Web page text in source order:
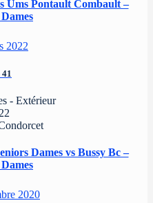
Ums Pontault Combault –
2022
41
- Extérieur
Dames vs Bussy Bc –
2020